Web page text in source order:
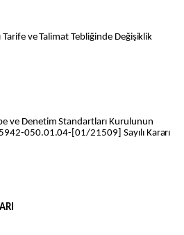
ve Talimat Tebliğinde Değişiklik
ve Denetim Standartları Kurulunun
050.01.04-[01/21509] Sayılı Kararı